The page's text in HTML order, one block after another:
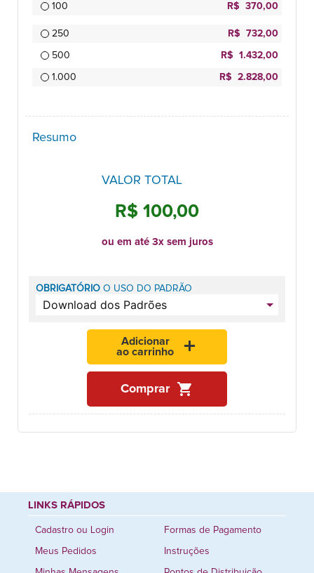
100 R$ 370,00
250 R$ 732,00
500 R$ 1.432,00
1.000 R$ 2.828,00
Resumo
VALOR TOTAL
R$ 100,00
ou em até 3x sem juros
OBRIGATÓRIO O USO DO PADRÃO
Adicionar
ao carrinho
add
Comprar shopping_cart
LINKS RÁPIDOS
Cadastro ou Login
Meus Pedidos
Formas de Pagamento
Instruções